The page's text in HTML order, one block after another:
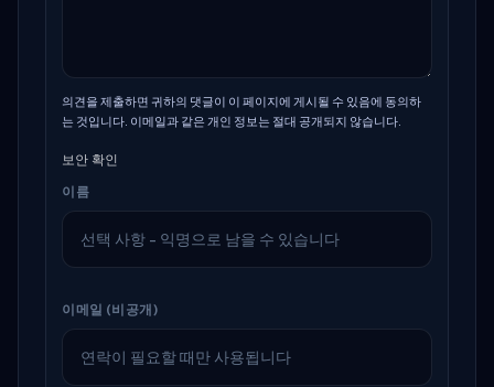
의견을 제출하면 귀하의 댓글이 이 페이지에 게시될 수 있음에 동의하
는 것입니다. 이메일과 같은 개인 정보는 절대 공개되지 않습니다.
보안 확인
이름
이메일 (비공개)